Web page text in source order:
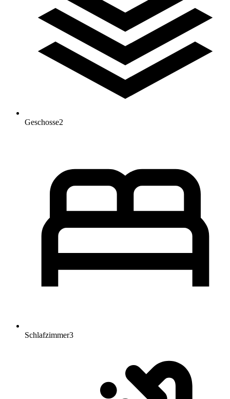
Geschosse2
Schlafzimmer3